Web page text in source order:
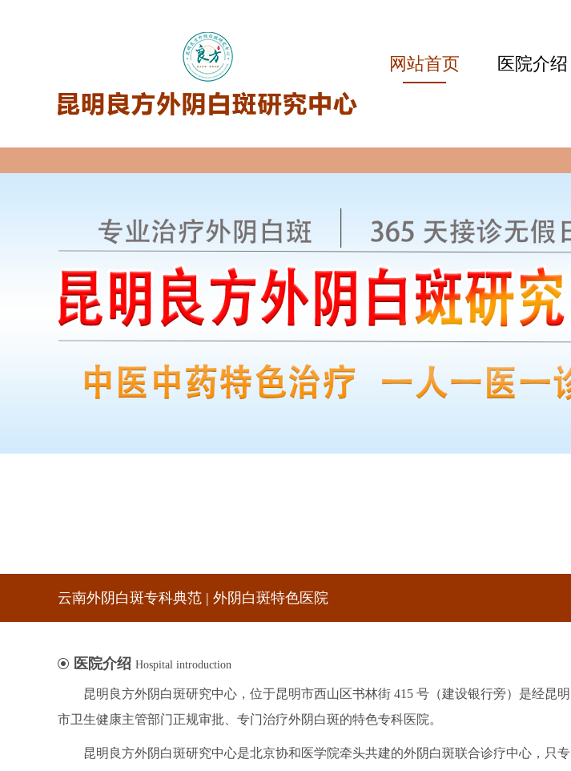
网站首页 医院介绍
云南外阴白斑专科典范 | 外阴白斑特色医院
医院介绍 Hospital introduction
昆明良方外阴白斑研究中心，位于昆明市西山区书林街 415 号（建设银行旁）是经昆明
市卫生健康主管部门正规审批、专门治疗外阴白斑的特色专科医院。
昆明良方外阴白斑研究中心是北京协和医学院牵头共建的外阴白斑联合诊疗中心，只专